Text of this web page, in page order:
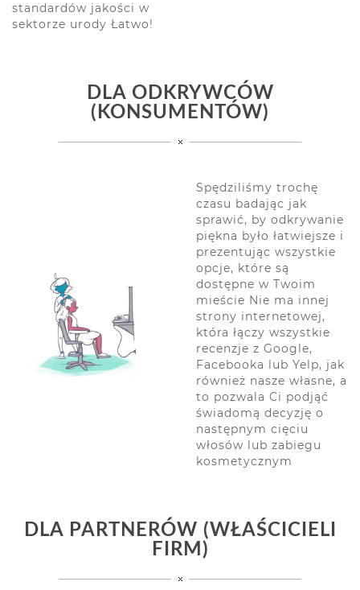
standardów jakości w
sektorze urody Łatwo!
DLA ODKRYWCÓW
(KONSUMENTÓW)
Spędziliśmy trochę
czasu badając jak
sprawić, by odkrywanie
piękna było łatwiejsze i
prezentując wszystkie
opcje, które są
dostępne w Twoim
mieście Nie ma innej
strony internetowej,
która łączy wszystkie
recenzje z Google,
Facebooka lub Yelp, jak
również nasze własne, a
to pozwala Ci podjąć
świadomą decyzję o
następnym cięciu
włosów lub zabiegu
kosmetycznym
DLA PARTNERÓW (WŁAŚCICIELI
FIRM)